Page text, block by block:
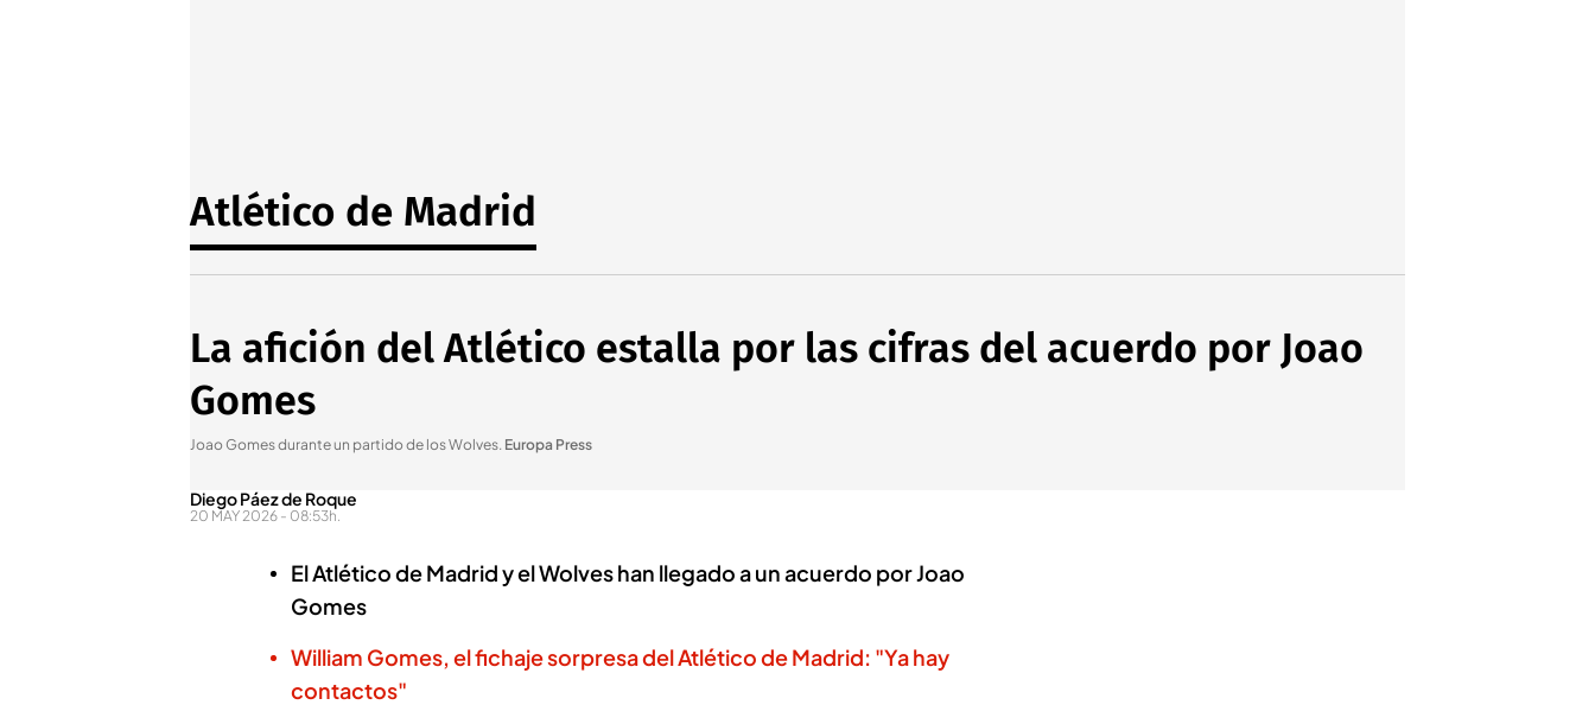
Atlético de Madrid
La afición del Atlético estalla por las cifras del acuerdo por Joao
Gomes
Joao Gomes durante un partido de los Wolves. Europa Press
Diego Páez de Roque
20 MAY 2026 - 08:53h.
El Atlético de Madrid y el Wolves han llegado a un acuerdo por Joao
Gomes
William Gomes, el fichaje sorpresa del Atlético de Madrid: "Ya hay
contactos"